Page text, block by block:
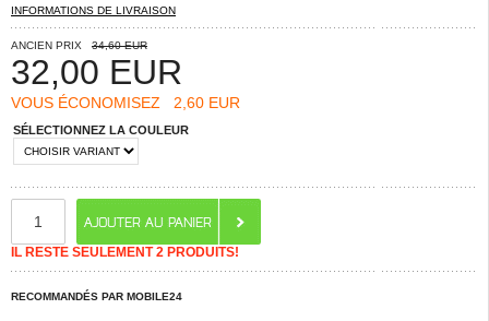
INFORMATIONS DE LIVRAISON
ANCIEN PRIX 34,60 EUR
32,00 EUR
VOUS ÉCONOMISEZ 2,60 EUR
SÉLECTIONNEZ LA COULEUR
IL RESTE SEULEMENT 2 PRODUITS!
RECOMMANDÉS PAR MOBILE24